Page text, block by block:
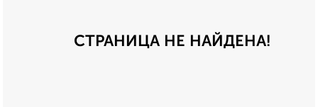
СТРАНИЦА НЕ НАЙДЕНА!